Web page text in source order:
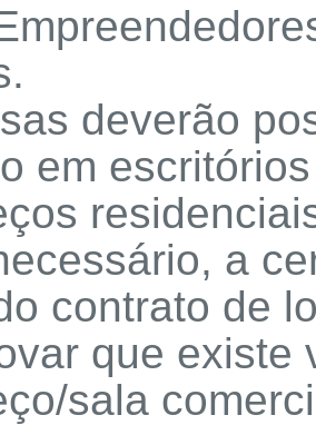
deverão
em
a
contrato de
que existe
sala